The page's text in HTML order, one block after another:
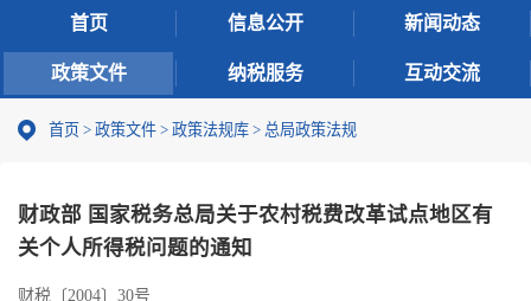
首页 信息公开 新闻动态
政策文件 纳税服务 互动交流
首页 > 政策文件 > 政策法规库 > 总局政策法规
财政部 国家税务总局关于农村税费改革试点地区有
关个人所得税问题的通知
财税〔2004〕30号